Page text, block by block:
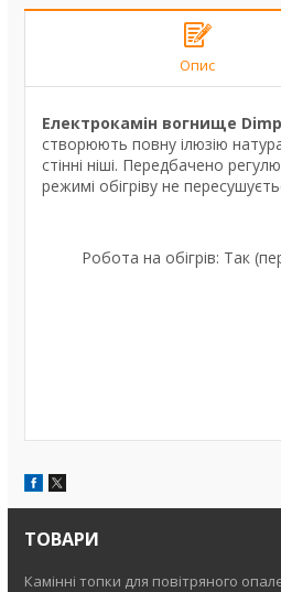
Опис
Електрокамін вогнище
створюють повну ілюзію
стінні ніші. Передбачено
режимі обігріву не
Робота на обігрів: Так
ТОВАРИ
Камінні топки для повітряного